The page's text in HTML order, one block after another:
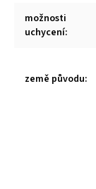
možnosti
uchycení:
země původu: